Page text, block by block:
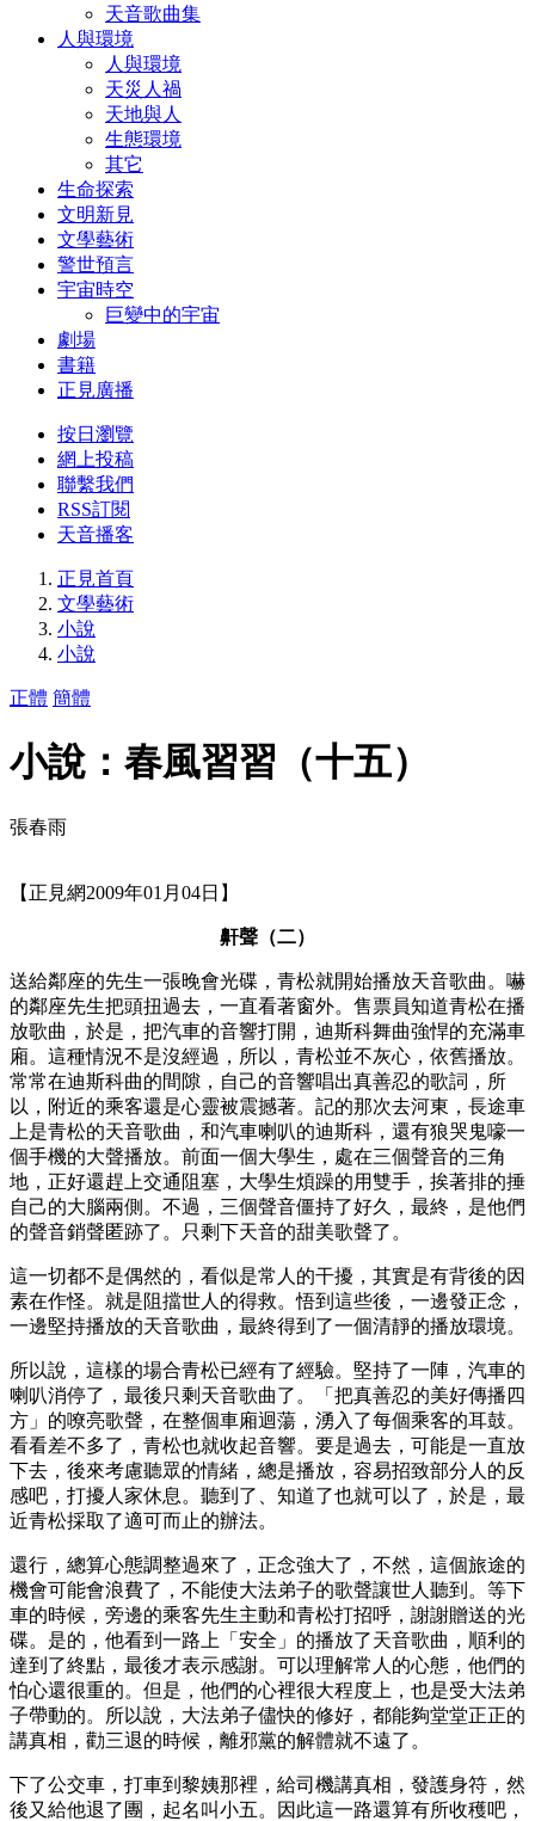
天音歌曲集
人與環境
人與環境
天災人禍
天地與人
生態環境
其它
生命探索
文明新見
文學藝術
警世預言
宇宙時空
巨變中的宇宙
劇場
書籍
正見廣播
按日瀏覽
網上投稿
聯繫我們
RSS訂閱
天音播客
正見首頁
文學藝術
小說
小說
正體 簡體
小說：春風習習（十五）
張春雨
【正見網2009年01月04日】
鼾聲（二）
送給鄰座的先生一張晚會光碟，青松就開始播放天音歌曲。嚇
的鄰座先生把頭扭過去，一直看著窗外。售票員知道青松在播
放歌曲，於是，把汽車的音響打開，迪斯科舞曲強悍的充滿車
廂。這種情況不是沒經過，所以，青松並不灰心，依舊播放。
常常在迪斯科曲的間隙，自己的音響唱出真善忍的歌詞，所
以，附近的乘客還是心靈被震撼著。記的那次去河東，長途車
上是青松的天音歌曲，和汽車喇叭的迪斯科，還有狼哭鬼嚎一
個手機的大聲播放。前面一個大學生，處在三個聲音的三角
地，正好還趕上交通阻塞，大學生煩躁的用雙手，挨著排的捶
自己的大腦兩側。不過，三個聲音僵持了好久，最終，是他們
的聲音銷聲匿跡了。只剩下天音的甜美歌聲了。
這一切都不是偶然的，看似是常人的干擾，其實是有背後的因
素在作怪。就是阻擋世人的得救。悟到這些後，一邊發正念，
一邊堅持播放的天音歌曲，最終得到了一個清靜的播放環境。
所以說，這樣的場合青松已經有了經驗。堅持了一陣，汽車的
喇叭消停了，最後只剩天音歌曲了。「把真善忍的美好傳播四
方」的嘹亮歌聲，在整個車廂迴蕩，湧入了每個乘客的耳鼓。
看看差不多了，青松也就收起音響。要是過去，可能是一直放
下去，後來考慮聽眾的情緒，總是播放，容易招致部分人的反
感吧，打擾人家休息。聽到了、知道了也就可以了，於是，最
近青松採取了適可而止的辦法。
還行，總算心態調整過來了，正念強大了，不然，這個旅途的
機會可能會浪費了，不能使大法弟子的歌聲讓世人聽到。等下
車的時候，旁邊的乘客先生主動和青松打招呼，謝謝贈送的光
碟。是的，他看到一路上「安全」的播放了天音歌曲，順利的
達到了終點，最後才表示感謝。可以理解常人的心態，他們的
怕心還很重的。但是，他們的心裡很大程度上，也是受大法弟
子帶動的。所以說，大法弟子儘快的修好，都能夠堂堂正正的
講真相，勸三退的時候，離邪黨的解體就不遠了。
下了公交車，打車到黎姨那裡，給司機講真相，發護身符，然
後又給他退了團，起名叫小五。因此這一路還算有所收穫吧，